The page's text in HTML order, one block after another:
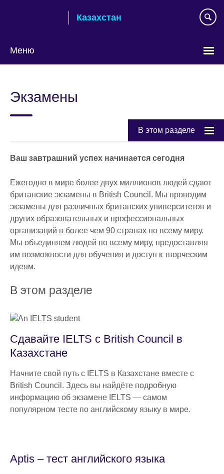
Казахстан
Меню
Экзамены
В этом разделе
Ваш завтрашний успех начинается сегодня
Ежегодно в мире более двух миллионов людей сдают
британские экзамены в British Council. Мы проводим
экзамены для различных британских университетов и
других образовательных и профессиональных
организаций в более чем 90 странах по всему миру.
Мы объединяем людей по всему миру, предоставляя
им возможности для обучения и доступ к творческим
идеям.
В этом разделе
Сдавайте IELTS с British Council в
Казахстане
Начните свой путь с IELTS в Казахстане вместе с
British Council. Здесь вы найдёте подробную
информацию об экзамене IELTS — самом
популярном тесте по английскому языку в мире.
Aptis – тест английского языка